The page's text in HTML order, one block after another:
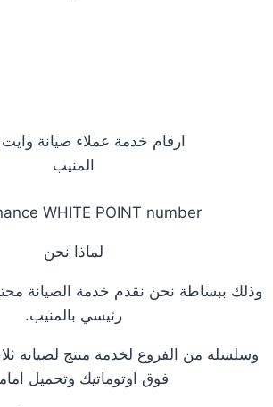
ارقام خدمة عملاء صيانة
المنيب
WHITE POINT number
لماذا نحن
وذلك ببساطة نحن نقدم خدمة الصيانة
رئيسي بالمنيب.
وسلسلة من الفروع لخدمة منتج لصيانة
فوق اوتوماتيك وتحميل